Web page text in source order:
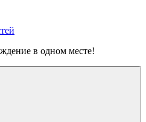
в одном месте!